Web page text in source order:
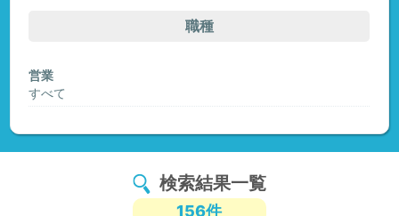
職種
営業
すべて
検索結果一覧
156件